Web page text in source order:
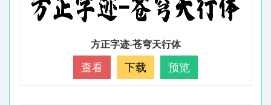
方正字迹-苍穹天行体
查看 下载 预览